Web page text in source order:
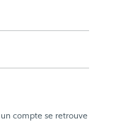
compte se retrouve